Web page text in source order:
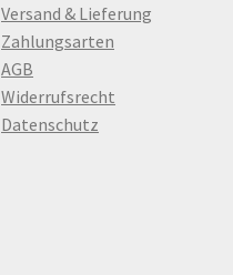
Versand & Lieferung
Zahlungsarten
AGB
Widerrufsrecht
Datenschutz